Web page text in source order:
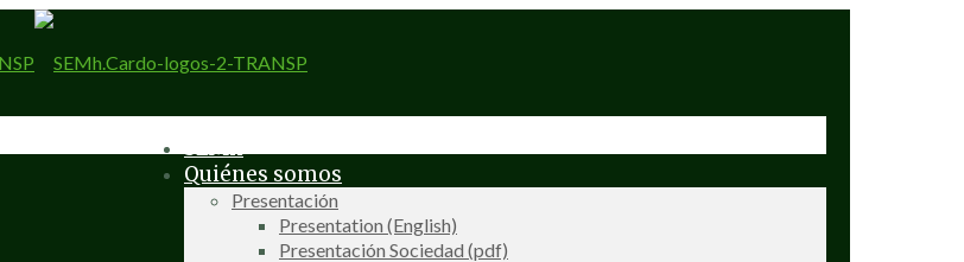
SEMh
Quiénes somos
Presentación
Presentation (English)
Presentación Sociedad (pdf)